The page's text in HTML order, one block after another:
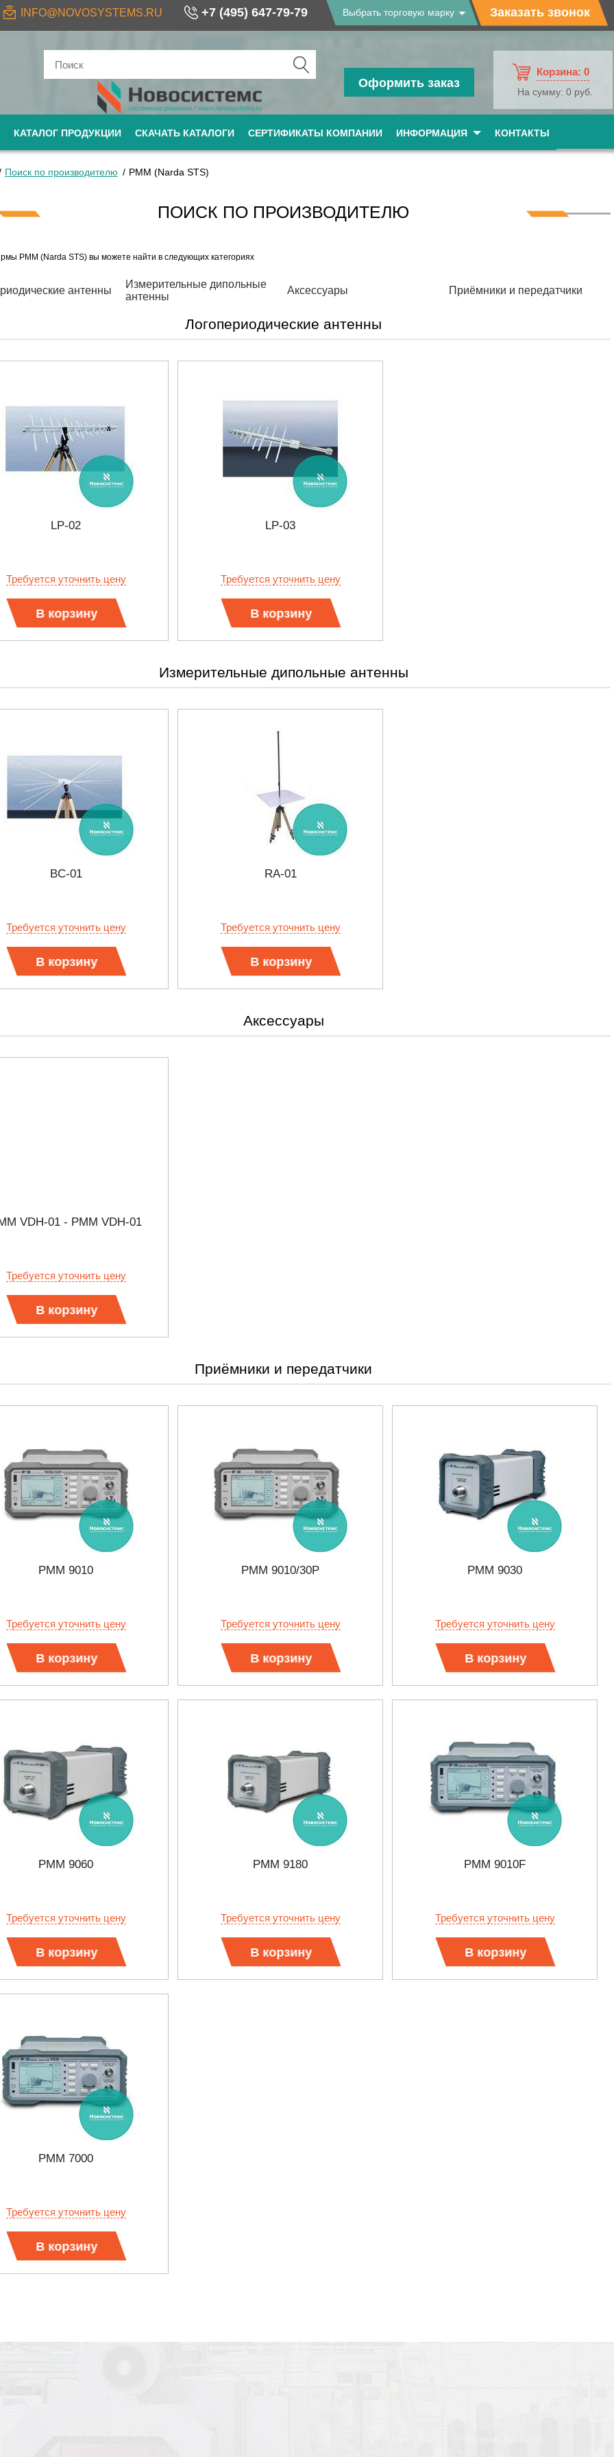
INFO@NOVOSYSTEMS.RU +7 (495) 647-79-79 Выбрать торговую марку Заказать звонок
Оформить заказ
Корзина: 0
На сумму: 0 руб.
КАТАЛОГ ПРОДУКЦИИ СКАЧАТЬ КАТАЛОГИ СЕРТИФИКАТЫ КОМПАНИИ ИНФОРМАЦИЯ КОНТАКТЫ
KEYSIGHT
СЕРИИ UXR
В НАЛИЧИИ! ZVH8, АНАЛИЗАТОР
КАБЕЛЕЙ И АНТЕНН, 100 КГЦ ДО 8 ГГЦ
Поиск по производителю PMM (Narda STS)
ПОИСК ПО ПРОИЗВОДИТЕЛЮ
PMM (Narda STS) вы можете найти в следующих категориях
антенны
Измерительные дипольные
антенны
Аксессуары Приёмники и передатчики
Логопериодические антенны
LP-02
Требуется уточнить цену
В корзину
LP-03
Требуется уточнить цену
В корзину
Измерительные дипольные антенны
BC-01
Требуется уточнить цену
В корзину
RA-01
Требуется уточнить цену
В корзину
Аксессуары
VDH-01 - PMM VDH-01
Требуется уточнить цену
В корзину
Приёмники и передатчики
PMM 9010
Требуется уточнить цену
В корзину
PMM 9010/30P
Требуется уточнить цену
В корзину
PMM 9030
Требуется уточнить цену
В корзину
PMM 9060
Требуется уточнить цену
В корзину
PMM 9180
Требуется уточнить цену
В корзину
PMM 9010F
Требуется уточнить цену
В корзину
PMM 7000
Требуется уточнить цену
В корзину